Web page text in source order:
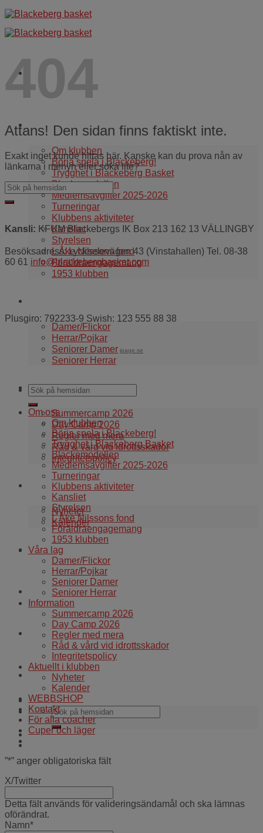
Skip
to
content
Om oss
Om klubben
Börja spela i Blackeberg!
Trygghet i Blackeberg Basket
Blackemodellen
Medlemsavgifter 2025-2026
Turneringar
Klubbens aktiviteter
Kansliet
Styrelsen
L Åke Nilssons fond
Föräldraengagemang
1953 klubben
Damer/Flickor
Herrar/Pojkar
Seniorer Damer
Seniorer Herrar
Information
Summercamp 2026
Day Camp 2026
Regler med mera
Råd & vård vid idrottsskador
Integritetspolicy
Aktuellt i klubben
Nyheter
Kalender
WEBBSHOP
Kontakt
För alla coacher
Cuper och läger
404
Attans! Den sidan finns faktiskt inte.
Exakt inget kunde hittas här. Kanske kan du prova nån av
länkarna i menyn eller söka lite?
Kansli: KFUM Blackebergs IK Box 213 162 13 VÄLLINGBY
Besöksadress: Lyckselevägen 43 (Vinstahallen) Tel. 08-38
60 61 info@blackebergbasket.com
Plusgiro: 792233-9 Swish: 123 555 88 38
ipage.se
Om oss
Om klubben
Börja spela i Blackeberg!
Trygghet i Blackeberg Basket
Blackemodellen
Medlemsavgifter 2025-2026
Turneringar
Klubbens aktiviteter
Kansliet
Styrelsen
L Åke Nilssons fond
Föräldraengagemang
1953 klubben
Våra lag
Damer/Flickor
Herrar/Pojkar
Seniorer Damer
Seniorer Herrar
Information
Summercamp 2026
Day Camp 2026
Regler med mera
Råd & vård vid idrottsskador
Integritetspolicy
Aktuellt i klubben
Nyheter
Kalender
WEBBSHOP
Kontakt
För alla coacher
Cuper och läger
”*” anger obligatoriska fält
X/Twitter
Detta fält används för valideringsändamål och ska lämnas
oförändrat.
Namn*